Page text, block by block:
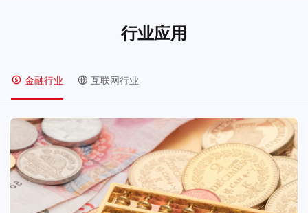
行业应用
金融行业 互联网行业